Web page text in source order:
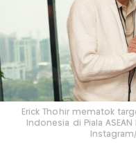
Erick Thohir mematok
Indonesia di Piala